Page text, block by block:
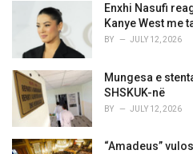
Enxhi Nasufi
Kanye West me
BY JULY 12, 2026
Mungesa e
SHSKUK-në
BY JULY 12, 2026
“Amadeus”